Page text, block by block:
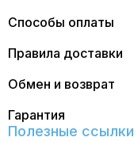
Способы оплаты
Правила доставки
Обмен и возврат
Гарантия
Полезные ссылки